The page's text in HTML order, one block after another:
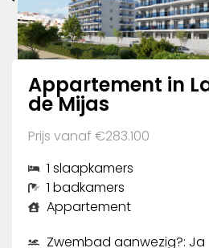
Appartement in
de Mijas
Prijs vanaf €283.100
1 slaapkamers
1 badkamers
Appartement
Zwembad aanwezig?: Ja